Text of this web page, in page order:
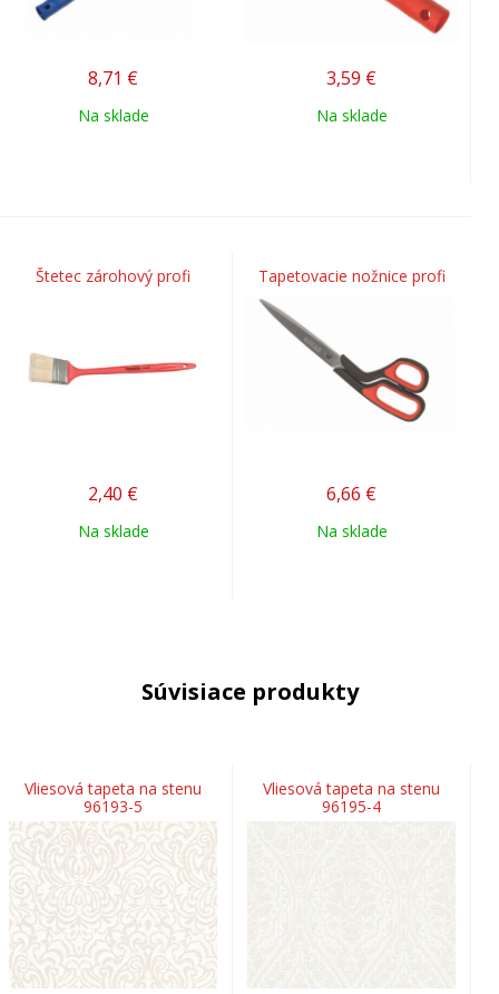
8,71 €
Na sklade
3,59 €
Na sklade
Štetec zárohový profi
2,40 €
Na sklade
Tapetovacie nožnice profi
6,66 €
Na sklade
Súvisiace produkty
Vliesová tapeta na stenu
96193-5
Vliesová tapeta na stenu
96195-4